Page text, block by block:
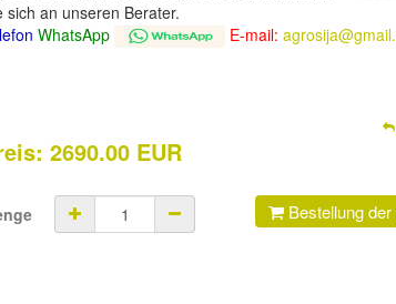
sich an unseren Berater.
WhatsApp E-mail:
2690.00 EUR
Bestellung der